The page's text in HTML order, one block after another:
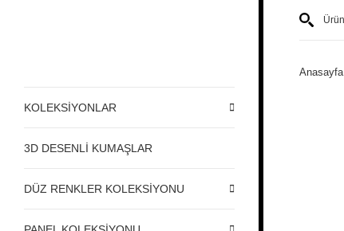
KOLEKSİYONLAR
3D DESENLİ KUMAŞLAR
DÜZ RENKLER KOLEKSİYONU
Anasayfa